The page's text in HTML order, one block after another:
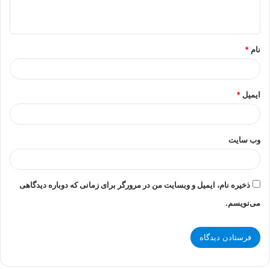
*
نام *
ایمیل *
وب‌ سایت
ذخیره نام، ایمیل و وبسایت من در مرورگر برای زمانی که دوباره دیدگاهی
می‌نویسم.